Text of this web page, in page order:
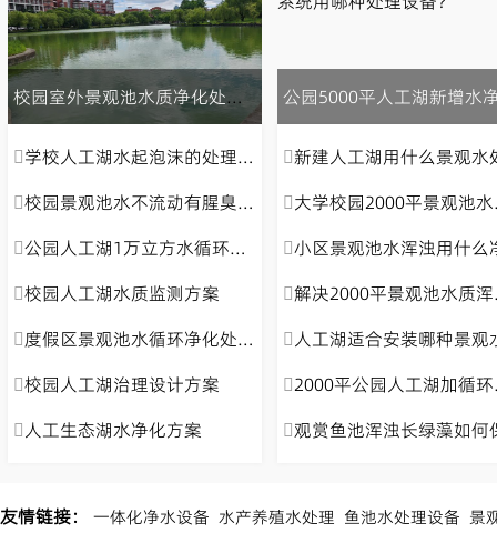
校园室外景观池水质净化处理设计方案
学校人工湖水起泡沫的处理方案
校园景观池水不流动有腥臭味的处理方案
公园人工湖1万立方水循环净化系统设计方案
校园人工湖水质监测方案
度假区景观池水循环净化处理方案设计
校园人工湖治理设计方案
人工生态湖水净化方案
新建人工湖用什么景观水处理设备可以防止水发黄混浊问
大学校园2000平景观池水浑长绿藻用什么设备净化?
小区景观池水浑浊用什么净化设备
解决2000平景观池水质浑浊发绿的净化设备
人工湖适合安装哪种景观水处理设备一体
2000平公园人工湖加循环过滤系统有用吗?
观赏鱼池浑浊长绿藻如何保持水质清
友情链接： 一体化净水设备 水产养殖水处理 鱼池水处理设备 景